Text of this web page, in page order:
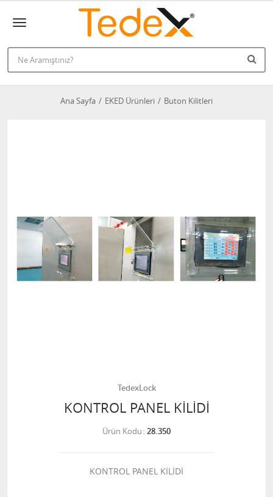
Ana Sayfa EKED Ürünleri Buton Kilitleri
TedexLock
KONTROL PANEL KİLİDİ
Ürün Kodu 28.350
KONTROL PANEL KİLİDİ